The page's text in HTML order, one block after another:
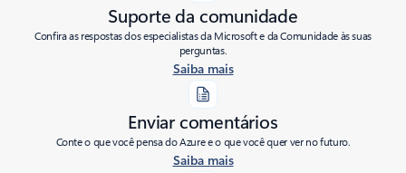
Suporte da comunidade
Confira as respostas dos especialistas da Microsoft e da Comunidade às suas
perguntas.
Saiba mais
Enviar comentários
Conte o que você pensa do Azure e o que você quer ver no futuro.
Saiba mais